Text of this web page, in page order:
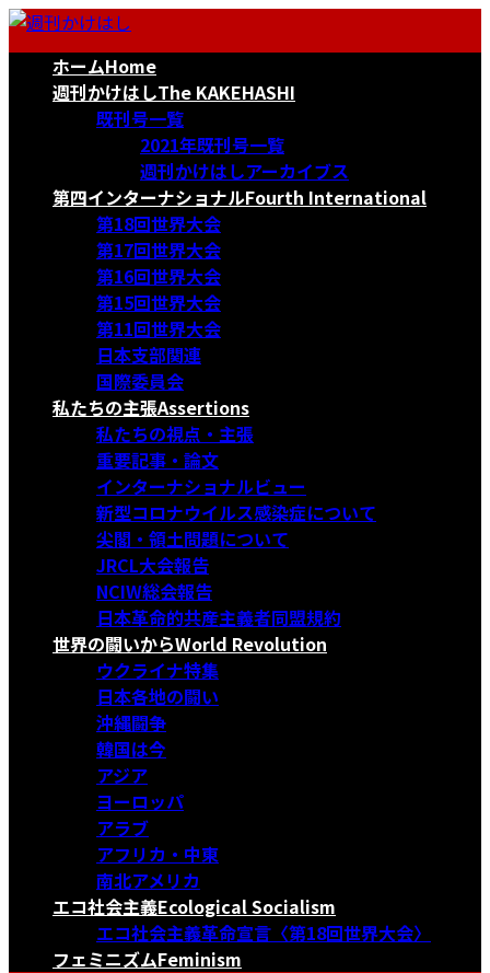
コ
ナ
ホームHome
週刊かけはしThe KAKEHASHI
既刊号一覧
2021年既刊号一覧
週刊かけはしアーカイブス
第四インターナショナルFourth International
第18回世界大会
第17回世界大会
第16回世界大会
第15回世界大会
第11回世界大会
日本支部関連
国際委員会
私たちの主張Assertions
私たちの視点・主張
重要記事・論文
インターナショナルビュー
新型コロナウイルス感染症について
尖閣・領土問題について
JRCL大会報告
NCIW総会報告
日本革命的共産主義者同盟規約
世界の闘いからWorld Revolution
ウクライナ特集
日本各地の闘い
沖縄闘争
韓国は今
アジア
ヨーロッパ
アラブ
アフリカ・中東
南北アメリカ
エコ社会主義Ecological Socialism
エコ社会主義革命宣言〈第18回世界大会〉
フェミニズムFeminism